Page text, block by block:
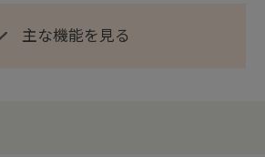
主な機能を見る